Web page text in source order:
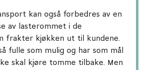
kan også forbedres av en
av lasterommet i de
frakter kjøkken ut til kundene.
fulle som mulig og har som mål
skal kjøre tomme tilbake. Men